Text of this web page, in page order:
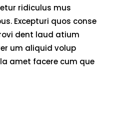
ridiculus mus
Excepturi quos conse
dent laud atium
um aliquid volup
amet facere cum que